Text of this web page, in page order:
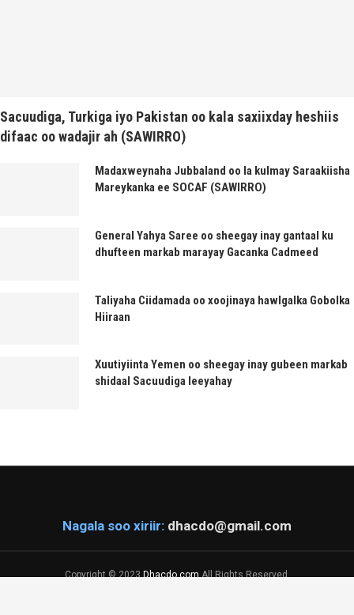
Sacuudiga, Turkiga iyo Pakistan oo kala saxiixday heshiis
difaac oo wadajir ah (SAWIRRO)
Madaxweynaha Jubbaland oo la kulmay Saraakiisha
Mareykanka ee SOCAF (SAWIRRO)
General Yahya Saree oo sheegay inay gantaal ku
dhufteen markab marayay Gacanka Cadmeed
Taliyaha Ciidamada oo xoojinaya hawlgalka Gobolka
Hiiraan
Xuutiyiinta Yemen oo sheegay inay gubeen markab
shidaal Sacuudiga leeyahay
Nagala soo xiriir: dhacdo@gmail.com
Copyright © 2023Dhacdo.comAll Rights Reserved.